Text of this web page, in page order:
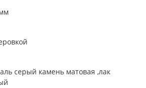
серый камень матовая ,лак